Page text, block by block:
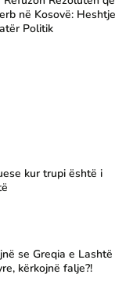
në Kosovë: Heshtje
Politik
kur trupi është i
se Greqia e Lashtë
kërkojnë falje?!